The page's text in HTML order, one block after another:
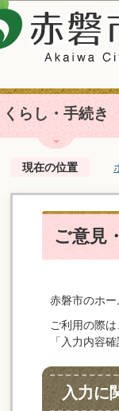
くらし・手続き
現在の位置
ご意見
赤磐市のホ
ご利用の際
「入力内容
入力に